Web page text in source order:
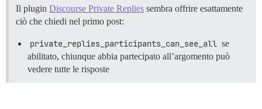
Il plugin Discourse Private Replies sembra offrire esattamente
ciò che chiedi nel primo post:
private_replies_participants_can_see_all se
abilitato, chiunque abbia partecipato all’argomento può
vedere tutte le risposte